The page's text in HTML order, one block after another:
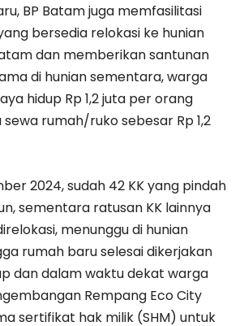
BP Batam juga memfasilitasi
bersedia relokasi ke hunian
dan memberikan santunan
di hunian sementara, warga
hidup Rp 1,2 juta per orang
rumah/ruko sebesar Rp 1,2
2024, sudah 42 KK yang pindah
sementara ratusan KK lainnya
menunggu di hunian
rumah baru selesai dikerjakan
dan dalam waktu dekat warga
Rempang Eco City
sertifikat hak milik (SHM) untuk